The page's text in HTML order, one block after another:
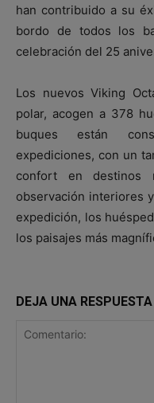
han contribuido a su
bordo de todos los
celebración del 25
Los nuevos Viking
polar, acogen a 378
buques están
expediciones, con un
confort en destinos
observación interiores
expedición, los
los paisajes más
DEJA UNA RESPUESTA